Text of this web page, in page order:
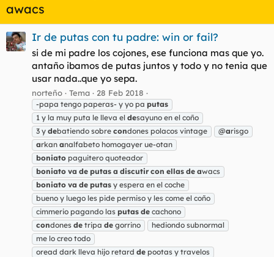
awacs
Ir de putas con tu padre: win or fail?
si de mi padre los cojones, ese funciona mas que yo.
antaño ibamos de putas juntos y todo y no tenia que
usar nada..que yo sepa.
norteño Tema 28 Feb 2018
-papa tengo paperas- y yo pa putas
1 y la muy puta le lleva el desayuno en el coño
3 y debatiendo sobre condones polacos vintage @arisgo
arkan analfabeto homogayer ue-otan
boniato paguitero quoteador
boniato va de putas a discutir con ellas de awacs
boniato va de putas y espera en el coche
bueno y luego les pide permiso y les come el coño
cimmerio pagando las putas de cachono
condones de tripa de gorrino
hediondo subnormal
me lo creo todo
oread dark lleva hijo retard de pootas y travelos